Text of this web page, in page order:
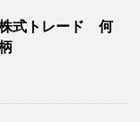
式トレード 何